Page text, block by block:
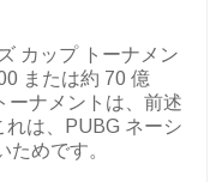
カップ トーナメン
または約 70 億
ーナメントは、前述
れは、PUBG ネーシ
ためです。